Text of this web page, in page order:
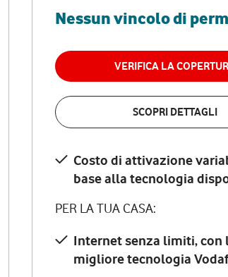
Nessun vincolo di
VERIFICA LA
SCOPRI DETTAGLI
Costo di attivazione
base alla tecnologia
PER LA TUA CASA:
Internet senza limiti, con
migliore tecnologia